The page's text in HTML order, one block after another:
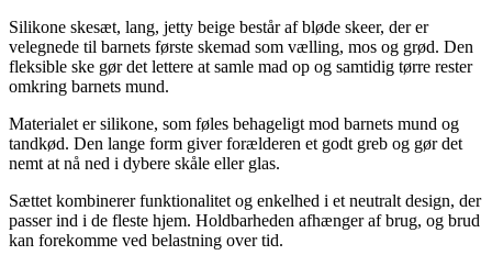
Silikone skesæt, lang, jetty beige består af bløde skeer, der er
velegnede til barnets første skemad som vælling, mos og grød. Den
fleksible ske gør det lettere at samle mad op og samtidig tørre rester
omkring barnets mund.
Materialet er silikone, som føles behageligt mod barnets mund og
tandkød. Den lange form giver forælderen et godt greb og gør det
nemt at nå ned i dybere skåle eller glas.
Sættet kombinerer funktionalitet og enkelhed i et neutralt design, der
passer ind i de fleste hjem. Holdbarheden afhænger af brug, og brud
kan forekomme ved belastning over tid.